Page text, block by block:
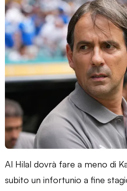
Al Hilal dovrà fare a meno di
subito un infortunio a fine